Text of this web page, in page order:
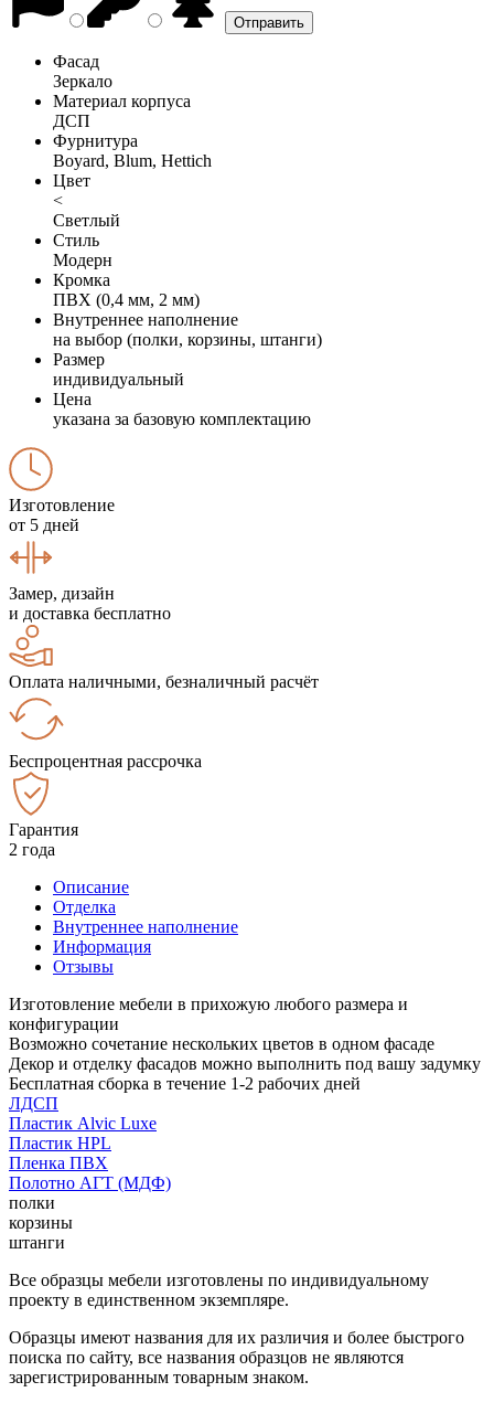
Фасад
Зеркало
Материал корпуса
ДСП
Фурнитура
Boyard, Blum, Hettich
Цвет
<
Светлый
Стиль
Модерн
Кромка
ПВХ (0,4 мм, 2 мм)
Внутреннее наполнение
на выбор (полки, корзины, штанги)
Размер
индивидуальный
Цена
указана за базовую комплектацию
Изготовление
от 5 дней
Замер, дизайн
и доставка бесплатно
Оплата наличными, безналичный расчёт
Беспроцентная рассрочка
Гарантия
2 года
Описание
Отделка
Внутреннее наполнение
Информация
Отзывы
Изготовление мебели в прихожую любого размера и
конфигурации
Возможно сочетание нескольких цветов в одном фасаде
Декор и отделку фасадов можно выполнить под вашу задумку
Бесплатная сборка в течение 1-2 рабочих дней
ЛДСП
Пластик Alvic Luxe
Пластик HPL
Пленка ПВХ
Полотно АГТ (МДФ)
полки
корзины
штанги
Все образцы мебели изготовлены по индивидуальному
проекту в единственном экземпляре.
Образцы имеют названия для их различия и более быстрого
поиска по сайту, все названия образцов не являются
зарегистрированным товарным знаком.